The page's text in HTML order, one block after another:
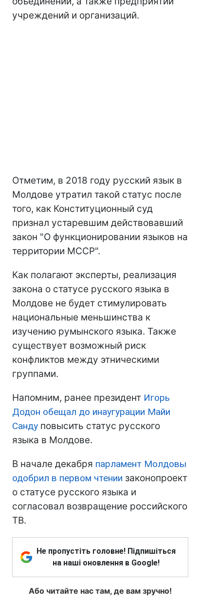
учреждений и организаций.
Отметим, в 2018 году русский язык в
Молдове утратил такой статус после
того, как Конституционный суд
признал устаревшим действовавший
закон "О функционировании языков на
территории МССР".
Как полагают эксперты, реализация
закона о статусе русского языка в
Молдове не будет стимулировать
национальные меньшинства к
изучению румынского языка. Также
существует возможный риск
конфликтов между этническими
группами.
Напомним, ранее президент Игорь
Додон обещал до инаугурации Майи
Санду повысить статус русского
языка в Молдове.
В начале декабря парламент Молдовы
одобрил в первом чтении законопроект
о статусе русского языка и
согласовал возвращение российского
ТВ.
Не пропустіть головне! Підпишіться
на наші оновлення в Google!
Або читайте нас там, де вам зручно!